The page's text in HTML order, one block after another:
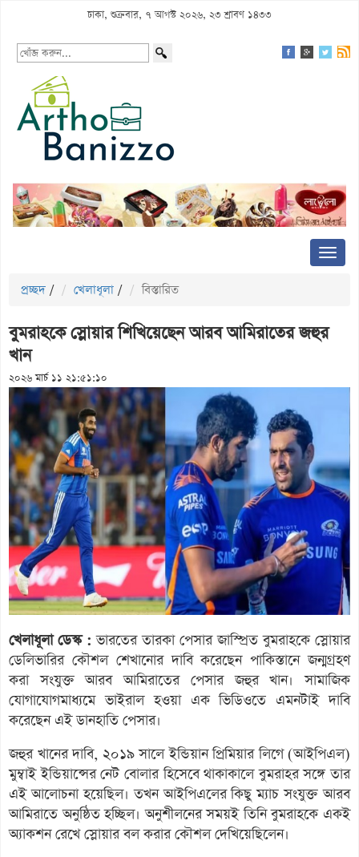
ঢাকা, শুক্রবার, ৭ আগস্ট ২০২৬, ২৩ শ্রাবণ ১৪৩৩
প্রচ্ছদ / খেলাধূলা / বিস্তারিত
বুমরাহকে স্লোয়ার শিখিয়েছেন আরব আমিরাতের জহুর
খান
২০২৬ মার্চ ১১ ২১:৫১:১০
খেলাধূলা ডেস্ক : ভারতের তারকা পেসার জাস্প্রিত বুমরাহকে স্লোয়ার
ডেলিভারির কৌশল শেখানোর দাবি করেছেন পাকিস্তানে জন্মগ্রহণ
করা সংযুক্ত আরব আমিরাতের পেসার জহুর খান। সামাজিক
যোগাযোগমাধ্যমে ভাইরাল হওয়া এক ভিডিওতে এমনটাই দাবি
করেছেন এই ডানহাতি পেসার।
জহুর খানের দাবি, ২০১৯ সালে ইন্ডিয়ান প্রিমিয়ার লিগে (আইপিএল)
মুম্বাই ইন্ডিয়ান্সের নেট বোলার হিসেবে থাকাকালে বুমরাহর সঙ্গে তার
এই আলোচনা হয়েছিল। তখন আইপিএলের কিছু ম্যাচ সংযুক্ত আরব
আমিরাতে অনুষ্ঠিত হচ্ছিল। অনুশীলনের সময়ই তিনি বুমরাহকে একই
অ্যাকশন রেখে স্লোয়ার বল করার কৌশল দেখিয়েছিলেন।